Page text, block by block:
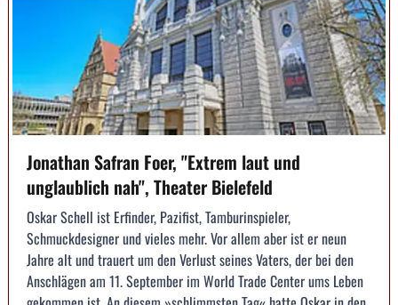
Jonathan Safran Foer, "Extrem laut und
unglaublich nah", Theater Bielefeld
Oskar Schell ist Erfinder, Pazifist, Tamburinspieler,
Schmuckdesigner und vieles mehr. Vor allem aber ist er neun
Jahre alt und trauert um den Verlust seines Vaters, der bei den
Anschlägen am 11. September im World Trade Center ums Leben